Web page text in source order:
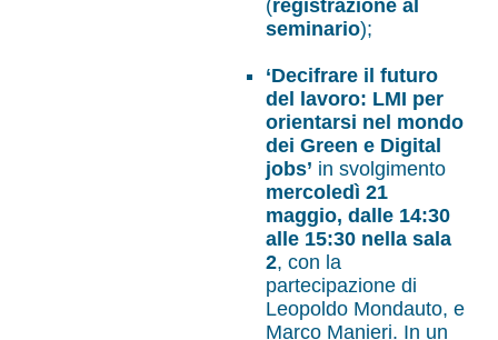
(registrazione al
seminario);
‘Decifrare il futuro
del lavoro: LMI per
orientarsi nel mondo
dei Green e Digital
jobs’ in svolgimento
mercoledì 21
maggio, dalle 14:30
alle 15:30 nella sala
2, con la
partecipazione di
Leopoldo Mondauto, e
Marco Manieri. In un